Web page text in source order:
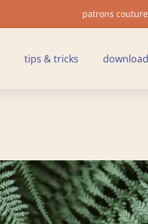
patrons couture
tips & tricks